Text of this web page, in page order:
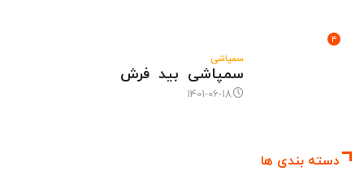
4
سمپاشی
سمپاشی بید فرش
1401-06-18
دسته بندی ها